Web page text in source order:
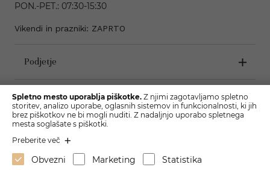
PON.-PET.: 07:30-15:30
Vikendi in prazniki: ZAPRTO
Podjetje
Pogoji poslovanja
Spletno mesto uporablja piškotke. Z njimi zagotavljamo spletno
storitev, analizo uporabe, oglasnih sistemov in funkcionalnosti, ki jih
brez piškotkov ne bi mogli nuditi. Z nadaljnjo uporabo spletnega
mesta soglašate s piškotki.
Preberite več
Obvezni Marketing Statistika